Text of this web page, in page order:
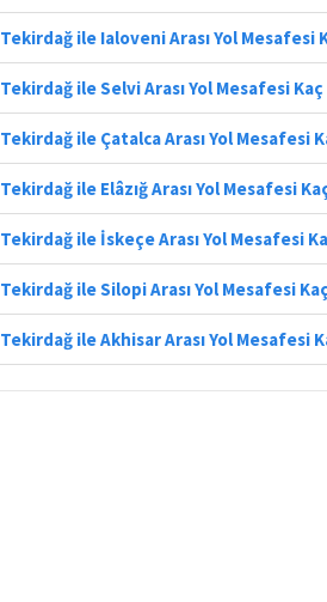
Tekirdağ ile Ialoveni Arası Yol Mesafesi
Tekirdağ ile Selvi Arası Yol Mesafesi
Tekirdağ ile Çatalca Arası Yol Mesafesi
Tekirdağ ile Elâzığ Arası Yol Mesafesi
Tekirdağ ile İskeçe Arası Yol Mesafesi
Tekirdağ ile Silopi Arası Yol Mesafesi
Tekirdağ ile Akhisar Arası Yol Mesafesi